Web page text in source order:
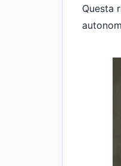
Questa